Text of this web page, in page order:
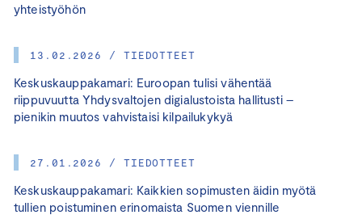
yhteistyöhön
13.02.2026 / TIEDOTTEET
Keskuskauppakamari: Euroopan tulisi vähentää
riippuvuutta Yhdysvaltojen digialustoista hallitusti –
pienikin muutos vahvistaisi kilpailukykyä
27.01.2026 / TIEDOTTEET
Keskuskauppakamari: Kaikkien sopimusten äidin myötä
tullien poistuminen erinomaista Suomen viennille